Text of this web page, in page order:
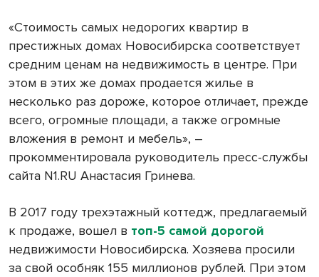
«Стоимость самых недорогих квартир в
престижных домах Новосибирска соответствует
средним ценам на недвижимость в центре. При
этом в этих же домах продается жилье в
несколько раз дороже, которое отличает, прежде
всего, огромные площади, а также огромные
вложения в ремонт и мебель», –
прокомментировала руководитель пресс-службы
сайта N1.RU Анастасия Гринева.
В 2017 году трехэтажный коттедж, предлагаемый
к продаже, вошел в топ-5 самой дорогой
недвижимости Новосибирска. Хозяева просили
за свой особняк 155 миллионов рублей. При этом